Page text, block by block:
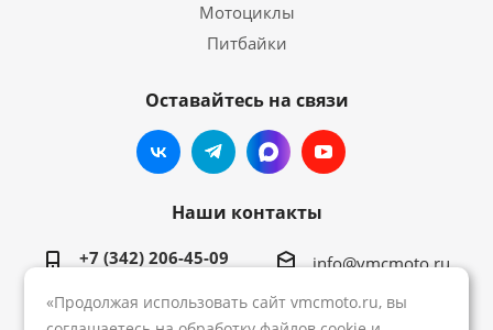
Мотоциклы
Питбайки
Оставайтесь на связи
Наши контакты
+7 (342) 206-45-09 info@vmcmoto.ru
«Продолжая использовать сайт vmcmoto.ru, вы